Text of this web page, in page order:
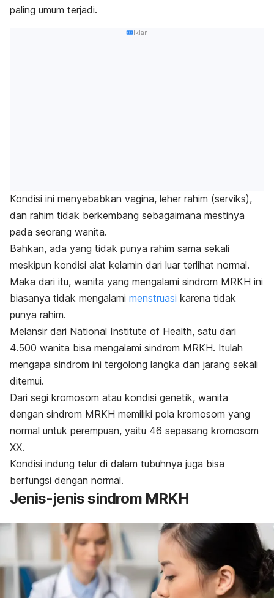
paling umum terjadi.
Iklan
Kondisi ini menyebabkan vagina, leher rahim (serviks),
dan rahim tidak berkembang sebagaimana mestinya
pada seorang wanita.
Bahkan, ada yang tidak punya rahim sama sekali
meskipun kondisi alat kelamin dari luar terlihat normal.
Maka dari itu, wanita yang mengalami sindrom MRKH ini
biasanya tidak mengalami menstruasi karena tidak
punya rahim.
Melansir dari National Institute of Health, satu dari
4.500 wanita bisa mengalami sindrom MRKH. Itulah
mengapa sindrom ini tergolong langka dan jarang sekali
ditemui.
Dari segi kromosom atau kondisi genetik, wanita
dengan sindrom MRKH memiliki pola kromosom yang
normal untuk perempuan, yaitu 46 sepasang kromosom
XX.
Kondisi indung telur di dalam tubuhnya juga bisa
berfungsi dengan normal.
Jenis-jenis sindrom MRKH